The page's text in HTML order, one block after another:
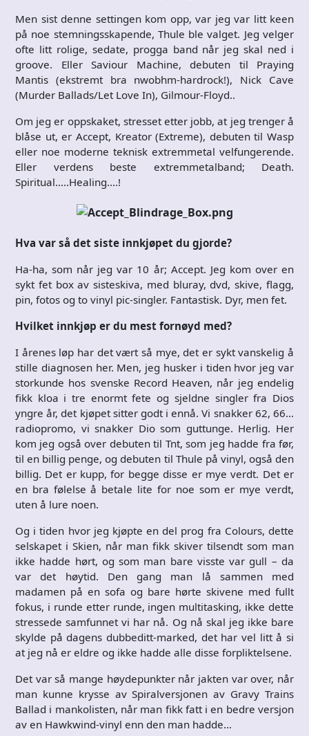
Men sist denne settingen kom opp, var jeg var litt keen
på noe stemningsskapende, Thule ble valget. Jeg velger
ofte litt rolige, sedate, progga band når jeg skal ned i
groove. Eller Saviour Machine, debuten til Praying
Mantis (ekstremt bra nwobhm-hardrock!), Nick Cave
(Murder Ballads/Let Love In), Gilmour-Floyd..
Om jeg er oppskaket, stresset etter jobb, at jeg trenger å
blåse ut, er Accept, Kreator (Extreme), debuten til Wasp
eller noe moderne teknisk extremmetal velfungerende.
Eller verdens beste extremmetalband; Death.
Spiritual…..Healing….!
Hva var så det siste innkjøpet du gjorde?
Ha-ha, som når jeg var 10 år; Accept. Jeg kom over en
sykt fet box av sisteskiva, med bluray, dvd, skive, flagg,
pin, fotos og to vinyl pic-singler. Fantastisk. Dyr, men fet.
Hvilket innkjøp er du mest fornøyd med?
I årenes løp har det vært så mye, det er sykt vanskelig å
stille diagnosen her. Men, jeg husker i tiden hvor jeg var
storkunde hos svenske Record Heaven, når jeg endelig
fikk kloa i tre enormt fete og sjeldne singler fra Dios
yngre år, det kjøpet sitter godt i ennå. Vi snakker 62, 66…
radiopromo, vi snakker Dio som guttunge. Herlig. Her
kom jeg også over debuten til Tnt, som jeg hadde fra før,
til en billig penge, og debuten til Thule på vinyl, også den
billig. Det er kupp, for begge disse er mye verdt. Det er
en bra følelse å betale lite for noe som er mye verdt,
uten å lure noen.
Og i tiden hvor jeg kjøpte en del prog fra Colours, dette
selskapet i Skien, når man fikk skiver tilsendt som man
ikke hadde hørt, og som man bare visste var gull – da
var det høytid. Den gang man lå sammen med
madamen på en sofa og bare hørte skivene med fullt
fokus, i runde etter runde, ingen multitasking, ikke dette
stressede samfunnet vi har nå. Og nå skal jeg ikke bare
skylde på dagens dubbeditt-marked, det har vel litt å si
at jeg nå er eldre og ikke hadde alle disse forpliktelsene.
Det var så mange høydepunkter når jakten var over, når
man kunne krysse av Spiralversjonen av Gravy Trains
Ballad i mankolisten, når man fikk fatt i en bedre versjon
av en Hawkwind-vinyl enn den man hadde…